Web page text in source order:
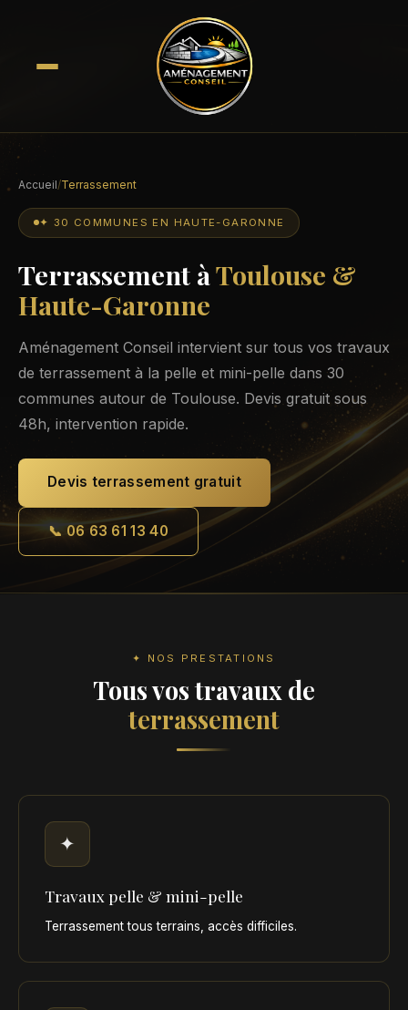
Accueil/Terrassement
✦ 30 COMMUNES EN HAUTE-GARONNE
Terrassement àToulouse &
Haute-Garonne
Aménagement Conseil intervient sur tous vos travaux
de terrassement à la pelle et mini-pelle dans 30
communes autour de Toulouse. Devis gratuit sous
48h, intervention rapide.
Devis terrassement gratuit
📞 06 63 61 13 40
✦ NOS PRESTATIONS
Tous vos travaux de
terrassement
✦
Travaux pelle & mini-pelle
Terrassement tous terrains, accès difficiles.